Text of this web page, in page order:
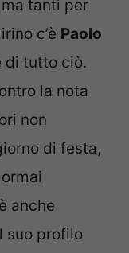
tanti per
c’è Paolo
di tutto ciò.
la nota
non
di festa,
anche
suo profilo